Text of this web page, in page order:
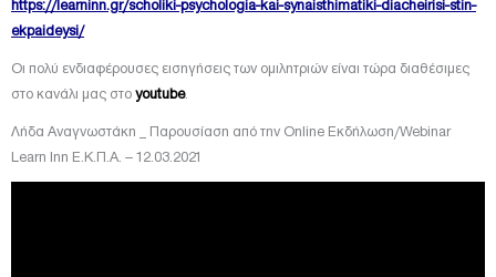
https://learninn.gr/scholiki-psychologia-kai-synaisthimatiki-diacheirisi-stin-
ekpaideysi/
Οι πολύ ενδιαφέρουσες εισηγήσεις των ομιλητριών είναι τώρα διαθέσιμες
στο κανάλι μας στο youtube.
Λήδα Αναγνωστάκη _ Παρουσίαση από την Online Εκδήλωση/Webinar
Learn Inn Ε.Κ.Π.Α. – 12.03.2021